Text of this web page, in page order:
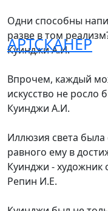
АРТСКАНЕР
Одни способны
разве в том
Куинджи А.И.
Впрочем, каждый
искусство не росло
Куинджи А.И.
Иллюзия света
равного ему в
Куинджи - художник
Репин И.Е.